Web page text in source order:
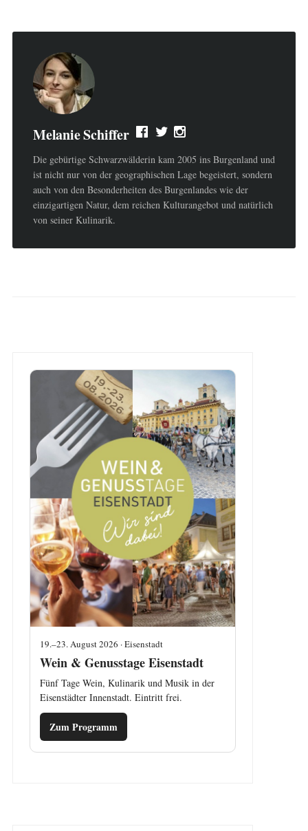
Melanie Schiffer
Die gebürtige Schwarzwälderin kam 2005 ins Burgenland und
ist nicht nur von der geographischen Lage begeistert, sondern
auch von den Besonderheiten des Burgenlandes wie der
einzigartigen Natur, dem reichen Kulturangebot und natürlich
von seiner Kulinarik.
19.–23. August 2026 · Eisenstadt
Wein & Genusstage Eisenstadt
Fünf Tage Wein, Kulinarik und Musik in der
Eisenstädter Innenstadt. Eintritt frei.
Zum Programm